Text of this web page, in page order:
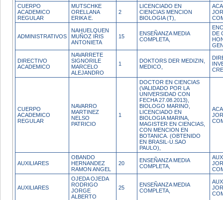
CUERPO
ACADEMICO
REGULAR
MUTSCHKE
ORELLANA
ERIKA E.
2
LICENCIADO EN
CIENCIAS MENCION
BIOLOGIA (T),
ADMINISTRATIVOS
NAHUELQUEN
MUÑOZ IRIS
ANTONIETA
15
ENSEÑANZA MEDIA
COMPLETA,
DE
DIRECTIVO
ACADEMICO
NAVARRETE
SIGNORILE
MARCELO
ALEJANDRO
1
DOKTORS DER MEDIZIN,
MEDICO,
CUERPO
ACADEMICO
REGULAR
NAVARRO
MARTINEZ
NELSO
PATRICIO
1
DOCTOR EN CIENCIAS
(VALIDADO POR LA
UNIVERSIDAD CON
FECHA 27.08.2013),
BIOLOGO MARINO,
LICENCIADO EN
BIOLOGIA MARINA,
MAGISTER EN CIENCIAS,
CON MENCION EN
BOTANICA. (OBTENIDO
EN BRASIL-U.SAO
PAULO),
AUXILIARES
OBANDO
HERNANDEZ
RAMON ANGEL
20
ENSEÑANZA MEDIA
COMPLETA,
AUXILIARES
OJEDA OJEDA
RODRIGO
JORGE
ALBERTO
25
ENSEÑANZA MEDIA
COMPLETA,